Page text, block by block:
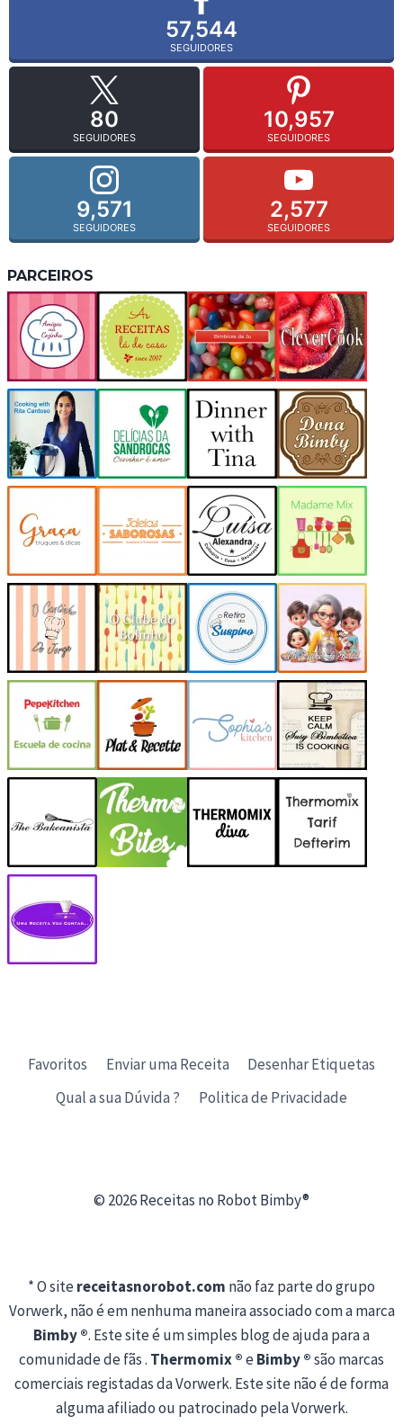
57,544
SEGUIDORES
80
SEGUIDORES
10,957
SEGUIDORES
9,571
SEGUIDORES
2,577
SEGUIDORES
PARCEIROS
Favoritos Enviar uma Receita
Desenhar Etiquetas
Qual a sua Dúvida ?
Politica de Privacidade
© 2026 Receitas no Robot Bimby®
* O sitereceitasnorobot.com não faz parte do grupo
Vorwerk, não é em nenhuma maneira associado com a marca
Bimby ®. Este site é um simples blog de ajuda para a
comunidade de fãs . Thermomix ®eBimby ®são marcas
comerciais registadas da Vorwerk. Este site não é de forma
alguma afiliado ou patrocinado pela Vorwerk.